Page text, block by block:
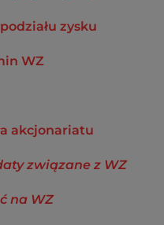
zysku
WZ
akcjonariatu
związane z WZ
na WZ